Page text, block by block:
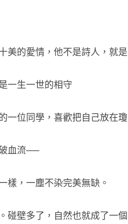
美的愛情，他不是詩人，就是
一生一世的相守
一位同學，喜歡把自己放在瓊
血流──
樣，一塵不染完美無缺。
碰壁多了，自然也就成了一個